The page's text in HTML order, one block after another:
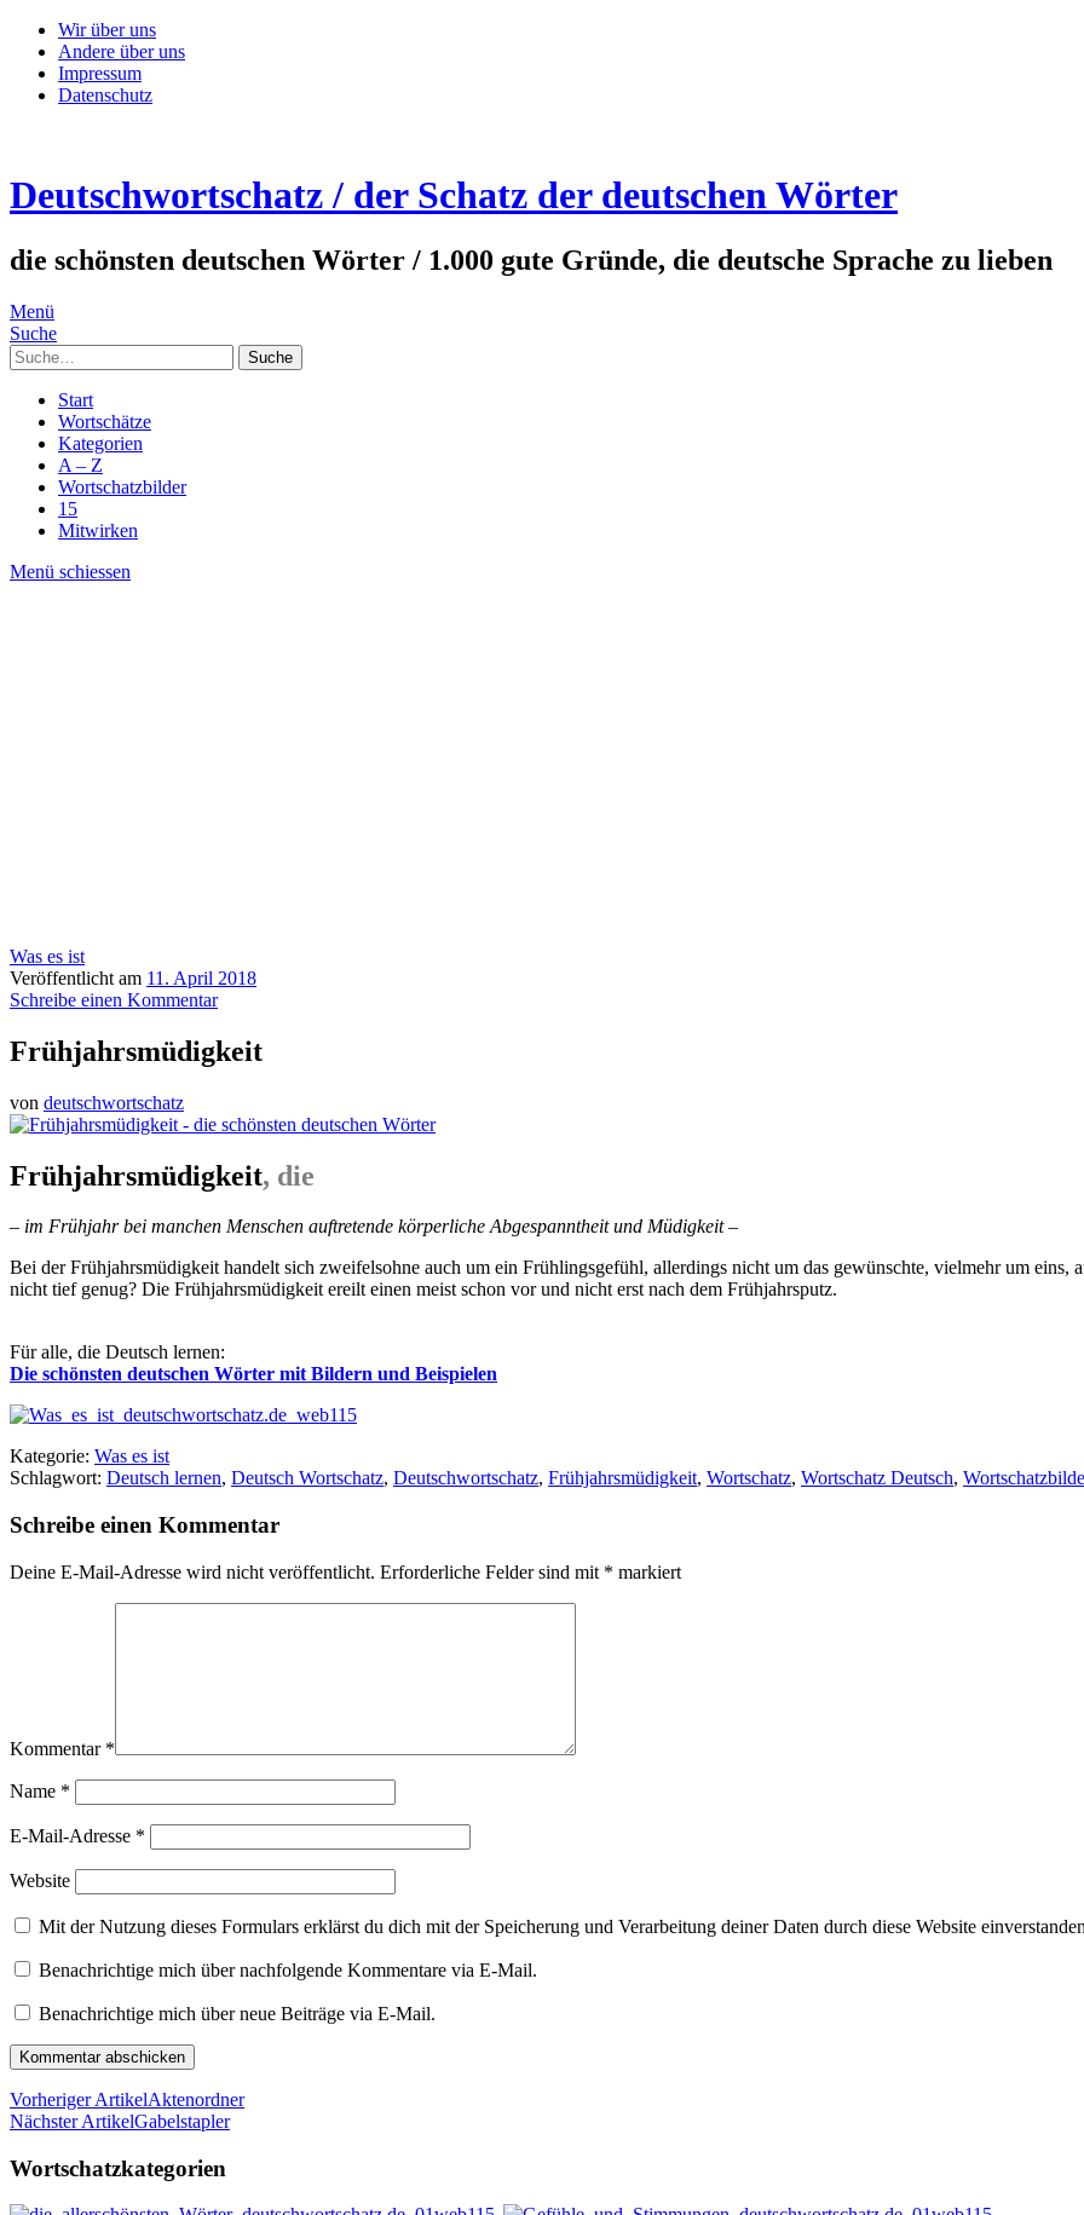
Wir über uns
Andere über uns
Impressum
Datenschutz
Deutschwortschatz / der Schatz der deutschen Wörter
die schönsten deutschen Wörter / 1.000 gute Gründe, die deutsche Sprache zu lieben
Menü
Suche
Suche
Start
Wortschätze
Kategorien
A – Z
Wortschatzbilder
15
Mitwirken
Menü schiessen
Was es ist
Veröffentlicht am 11. April 2018
Schreibe einen Kommentar
Frühjahrsmüdigkeit
von deutschwortschatz
Frühjahrsmüdigkeit, die
– im Frühjahr bei manchen Menschen auftretende körperliche Abgespanntheit und Müdigkeit –
Bei der Frühjahrsmüdigkeit handelt sich zweifelsohne auch um ein Frühlingsgefühl, allerdings nicht um das gewünschte, vielmehr um eins,
nicht tief genug? Die Frühjahrsmüdigkeit ereilt einen meist schon vor und nicht erst nach dem Frühjahrsputz.
Für alle, die Deutsch lernen:
Die schönsten deutschen Wörter mit Bildern und Beispielen
Kategorie: Was es ist
Schlagwort: Deutsch lernen, Deutsch Wortschatz, Deutschwortschatz, Frühjahrsmüdigkeit, Wortschatz, Wortschatz Deutsch,
Schreibe einen Kommentar
Deine E-Mail-Adresse wird nicht veröffentlicht. Erforderliche Felder sind mit * markiert
Kommentar *
Name *
E-Mail-Adresse *
Website
Mit der Nutzung dieses Formulars erklärst du dich mit der Speicherung und Verarbeitung deiner Daten durch diese Website
Benachrichtige mich über nachfolgende Kommentare via E-Mail.
Benachrichtige mich über neue Beiträge via E-Mail.
Vorheriger ArtikelAktenordner
Nächster ArtikelGabelstapler
Wortschatzkategorien